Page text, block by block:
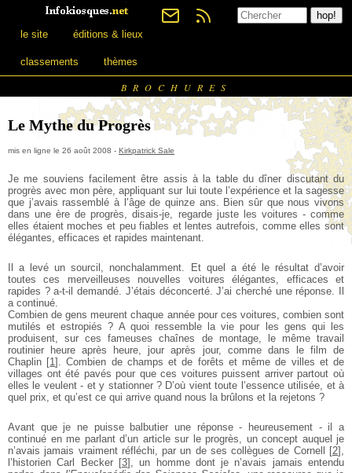
le site éditions & lieux
classements thèmes
BROCHURES
Le Mythe du Progrès
mis en ligne le 26 août 2008 - Kirkpatrick Sale
Je me souviens facilement être assis à la table du dîner discutant du
progrès avec mon père, appliquant sur lui toute l’expérience et la sagesse
que j’avais rassemblé à l’âge de quinze ans. Bien sûr que nous vivons
dans une ère de progrès, disais-je, regarde juste les voitures - comme
elles étaient moches et peu fiables et lentes autrefois, comme elles sont
élégantes, efficaces et rapides maintenant.
Il a levé un sourcil, nonchalamment. Et quel a été le résultat d’avoir
toutes ces merveilleuses nouvelles voitures élégantes, efficaces et
rapides ? a-t-il demandé. J’étais déconcerté. J’ai cherché une réponse. Il
a continué.
Combien de gens meurent chaque année pour ces voitures, combien sont
mutilés et estropiés ? A quoi ressemble la vie pour les gens qui les
produisent, sur ces fameuses chaînes de montage, le même travail
routinier heure après heure, jour après jour, comme dans le film de
Chaplin [1] . Combien de champs et de forêts et même de villes et de
villages ont été pavés pour que ces voitures puissent arriver partout où
elles le veulent - et y stationner ? D’où vient toute l’essence utilisée, et à
quel prix, et qu’est ce qui arrive quand nous la brûlons et la rejetons ?
Avant que je ne puisse balbutier une réponse - heureusement - il a
continué en me parlant d’un article sur le progrès, un concept auquel je
n’avais jamais vraiment réfléchi, par un de ses collègues de Cornell
[2] ,
l’historien Carl Becker[3] , un homme dont je n’avais jamais entendu